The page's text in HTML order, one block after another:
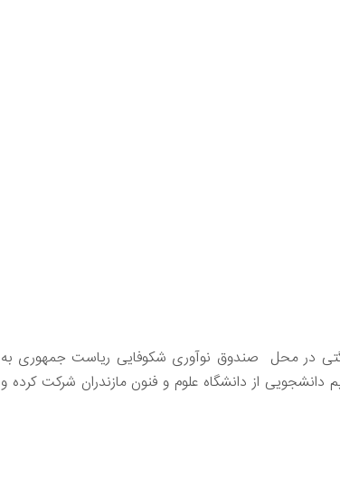
برنامه نویسی اسپاگتی در محل صندوق نوآوری شکوفایی ریاست‌ جمهوری به
دانشجویی از دانشگاه علوم و فنون مازندران شرکت کرده و